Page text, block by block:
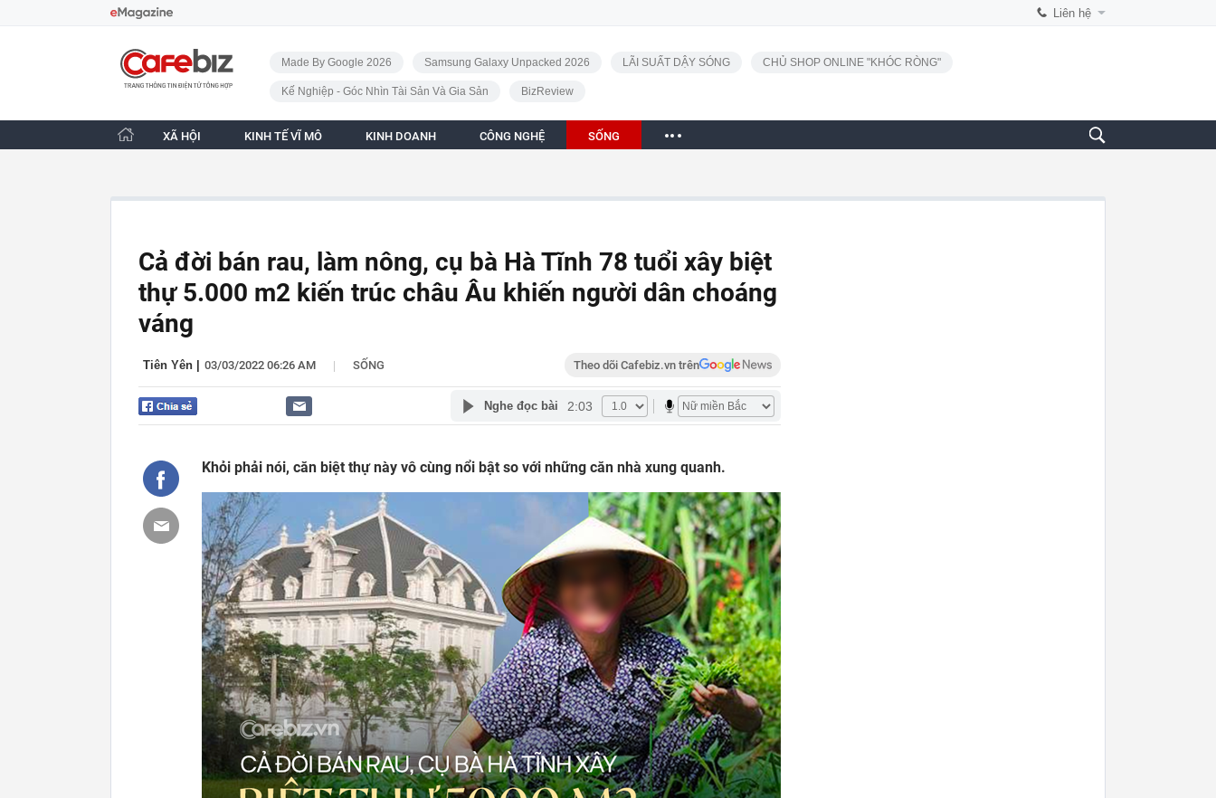
Liên hệ
CafeBiz - Trang chủ
Made By Google 2026 Samsung Galaxy Unpacked 2026 LÃI SUẤT DẬY SÓNG CHỦ SHOP ONLINE "KHÓC RÒNG"
Kế Nghiệp - Góc Nhìn Tài Sản Và Gia Sản BizReview
XÃ HỘI KINH TẾ VĨ MÔ KINH DOANH CÔNG NGHỆ SỐNG
Cả đời bán rau, làm nông, cụ bà Hà Tĩnh 78 tuổi xây biệt
thự 5.000 m2 kiến trúc châu Âu khiến người dân choáng
váng
Tiên Yên 03/03/2022 06:26 AM | SỐNG Theo dõi Cafebiz.vn trên
Nghe đọc bài 2:03
Khỏi phải nói, căn biệt thự này vô cùng nổi bật so với những căn nhà xung quanh.